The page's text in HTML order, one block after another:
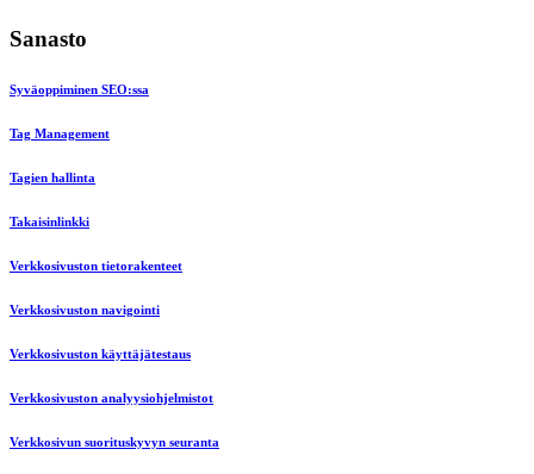
Sanasto
Syväoppiminen SEO:ssa
Tag Management
Tagien hallinta
Takaisinlinkki
Verkkosivuston tietorakenteet
Verkkosivuston navigointi
Verkkosivuston käyttäjätestaus
Verkkosivuston analyysiohjelmistot
Verkkosivun suorituskyvyn seuranta